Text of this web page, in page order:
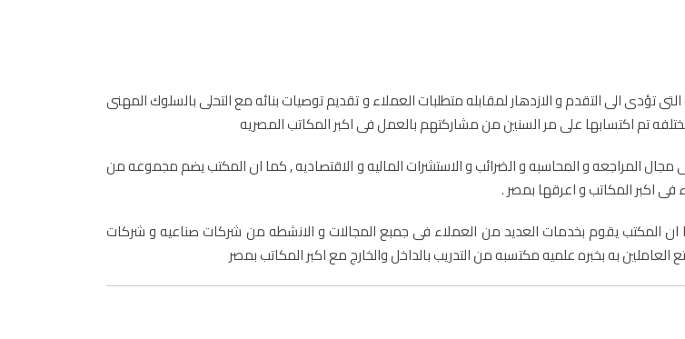
تؤدى الى التقدم و الازدهار لمقابله متطلبات العملاء و تقديم توصيات بنائه مع التحلى بالسلوك المهنى
تم اكتسابها على مر السنين من مشاركتهم بالعمل فى اكبر المكاتب المصريه
المراجعه و المحاسبه و الضرائب و الاستشرات الماليه و الاقتصاديه , كما ان المكتب يضم مجموعه من
فى اكبر المكاتب و اعرقها بمصر .
ان المكتب يقوم بخدمات العديد من العملاء فى جمبع المجالات و الانشطه من شركات صناعيه و شركات
به بخبره علميه مكتسبه من التدريب بالداخل والخارج مع اكبر المكاتب بمصر